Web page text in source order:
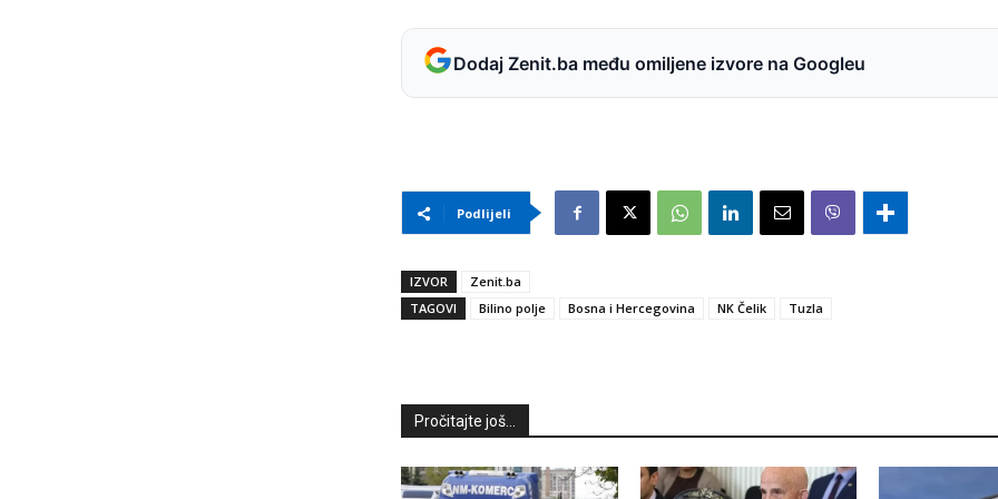
Dodaj Zenit.ba među omiljene izvore na Googleu
Podlijeli
IZVOR
Zenit.ba
TAGOVI
Bilino polje Bosna i Hercegovina NK Čelik Tuzla
Pročitajte još...